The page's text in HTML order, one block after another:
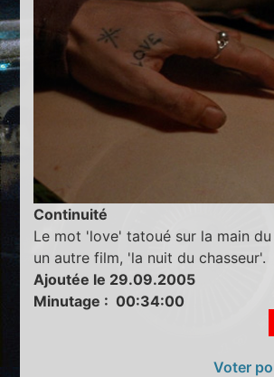
Continuité
Le mot 'love' tatoué sur la main
un autre film, 'la nuit du chasseur'.
Ajoutée le 29.09.2005
Minutage : 00:34:00
Voter